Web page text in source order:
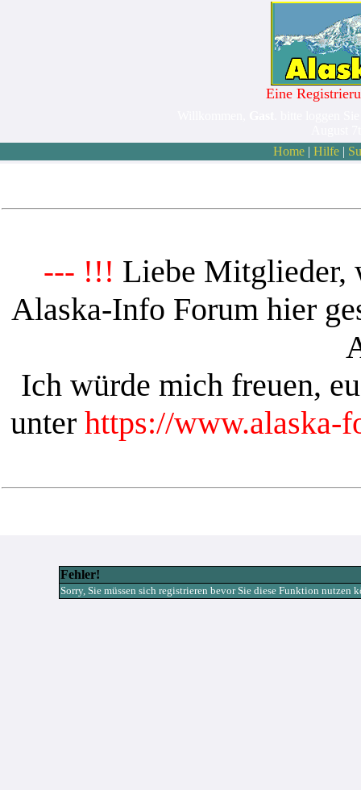
Eine
Home| Hilfe|
--- !!! Liebe Mitglieder,
Alaska-Info Forum hier
Ich würde mich freuen,
unter https://www.alaska-
Fehler!
Sorry, Sie müssen sich registrieren bevor Sie diese Funktion nutzen